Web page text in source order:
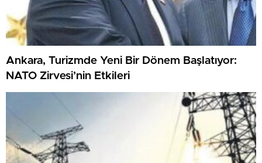
Ankara, Turizmde Yeni Bir Dönem Başlatıyor:
NATO Zirvesi’nin Etkileri